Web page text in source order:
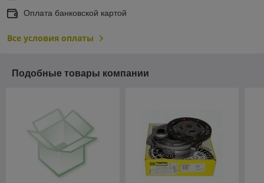
Оплата банковской картой
Все условия оплаты
Подобные товары компании